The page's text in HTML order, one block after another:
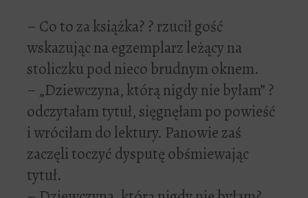
– Co to za książka? ? rzucił gość
wskazując na egzemplarz leżący na
stoliczku pod nieco brudnym oknem.
– „Dziewczyna, którą nigdy nie byłam” ?
odczytałam tytuł, sięgnęłam po powieść
i wróciłam do lektury. Panowie zaś
zaczęli toczyć dysputę obśmiewając
tytuł.